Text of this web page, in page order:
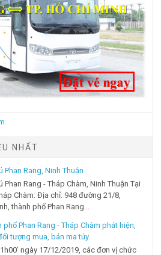
NHẤT
Phan Rang, Ninh Thuận
Phan Rang - Tháp Chàm, Ninh Thuận Tại
Chàm: Địa chỉ: 948 đường 21/8,
thành phố Phan Rang...
phố Phan Rang - Tháp Chàm phát hiện,
tượng mua, bán ma túy.
ngày 17/12/2019, các đơn vị chức